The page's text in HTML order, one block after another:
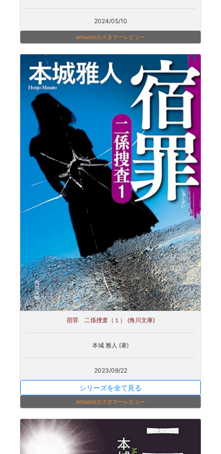
2024/05/10
amazonカスタマーレビュー
宿罪 二係捜査（１） (角川文庫)
本城 雅人 (著)
2023/09/22
シリーズを全て見る
amazonカスタマーレビュー